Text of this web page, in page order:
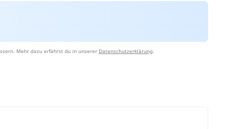
Mehr dazu erfährst du in unserer Datenschutzerklärung.